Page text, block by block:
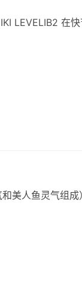
LEVELIB2 在